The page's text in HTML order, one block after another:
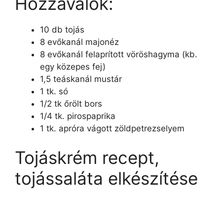
10 db tojás
8 evőkanál majonéz
8 evőkanál felaprított vöröshagyma (kb.
egy közepes fej)
1,5 teáskanál mustár
1 tk. só
1/2 tk őrölt bors
1/4 tk. pirospaprika
1 tk. apróra vágott zöldpetrezselyem
Tojáskrém recept,
tojássaláta elkészítése